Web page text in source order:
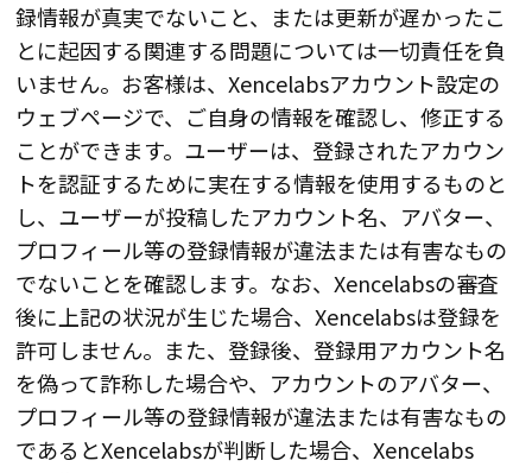
録情報が真実でないこと、または更新が遅かったこ
とに起因する関連する問題については一切責任を負
いません。お客様は、Xencelabsアカウント設定の
ウェブページで、ご自身の情報を確認し、修正する
ことができます。ユーザーは、登録されたアカウン
トを認証するために実在する情報を使用するものと
し、ユーザーが投稿したアカウント名、アバター、
プロフィール等の登録情報が違法または有害なもの
でないことを確認します。なお、Xencelabsの審査
後に上記の状況が生じた場合、Xencelabsは登録を
許可しません。また、登録後、登録用アカウント名
を偽って詐称した場合や、アカウントのアバター、
プロフィール等の登録情報が違法または有害なもの
であるとXencelabsが判断した場合、Xencelabs